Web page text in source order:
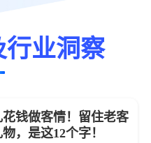
业洞察
钱做客情！留住老客
，是这12个字！